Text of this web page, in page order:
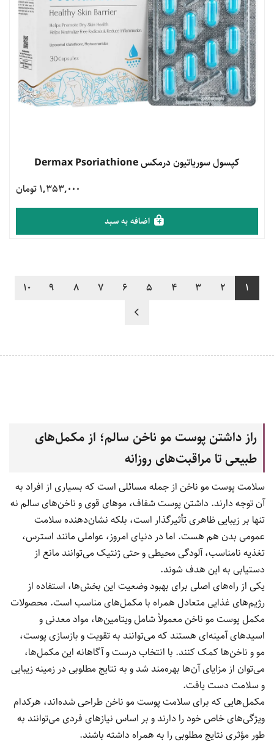
مشاهده محصول
کپسول سوریاتیون درمکس Dermax Psoriathione
1,353,000 تومان
اضافه به سبد
1
2
3
4
5
6
7
8
9
10
راز داشتن پوست مو ناخن سالم؛ از مکمل‌های
طبیعی تا مراقبت‌های روزانه
سلامت پوست مو ناخن از جمله مسائلی است که بسیاری از افراد به
آن توجه دارند. داشتن پوست شفاف، موهای قوی و ناخن‌های سالم نه
تنها بر زیبایی ظاهری تأثیرگذار است، بلکه نشان‌دهنده سلامت
عمومی بدن هم هست. اما در دنیای امروز، عواملی مانند استرس،
تغذیه نامناسب، آلودگی محیطی و حتی ژنتیک می‌توانند مانع از
دستیابی به این هدف شوند.
یکی از راه‌های اصلی برای بهبود وضعیت این بخش‌ها، استفاده از
رژیم‌های غذایی متعادل همراه با مکمل‌های مناسب است. محصولات
مکمل پوست مو ناخن معمولاً شامل ویتامین‌ها، مواد معدنی و
اسیدهای آمینه‌ای هستند که می‌توانند به تقویت و بازسازی پوست،
مو و ناخن‌ها کمک کنند. با انتخاب درست و آگاهانه این مکمل‌ها،
می‌توان از مزایای آن‌ها بهره‌مند شد و به نتایج مطلوبی در زمینه زیبایی
و سلامت دست یافت.
مکمل‌هایی که برای سلامت پوست مو ناخن طراحی شده‌اند، هرکدام
ویژگی‌های خاص خود را دارند و بر اساس نیازهای فردی می‌توانند به
طور مؤثری نتایج مطلوبی را به همراه داشته باشند.